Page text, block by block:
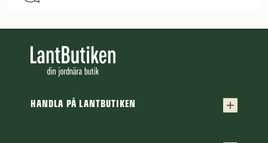
HANDLA PÅ LANTBUTIKEN